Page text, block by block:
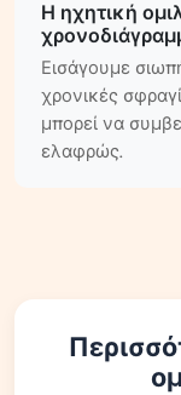
Η ηχητική
Εισάγουμε
χρονικές
μπορεί να
ελαφρώς.